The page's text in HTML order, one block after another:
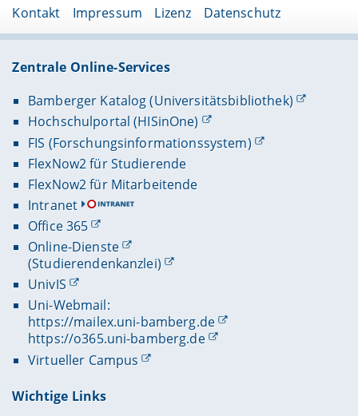
Kontakt Impressum Lizenz Datenschutz
Zentrale Online-Services
Bamberger Katalog (Universitätsbibliothek)
Hochschulportal (HISinOne)
FIS (Forschungsinformationssystem)
FlexNow2 für Studierende
FlexNow2 für Mitarbeitende
Intranet
Office 365
Online-Dienste
(Studierendenkanzlei)
UnivIS
Uni-Webmail:
https://mailex.uni-bamberg.de
https://o365.uni-bamberg.de
Virtueller Campus
Wichtige Links